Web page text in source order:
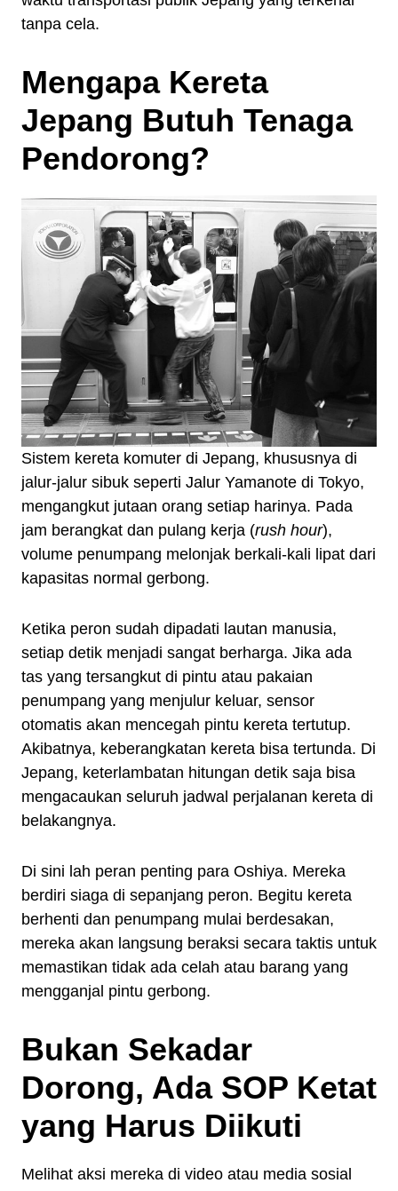
tanpa cela.
Mengapa Kereta
Jepang Butuh Tenaga
Pendorong?
Sistem kereta komuter di Jepang, khususnya di
jalur-jalur sibuk seperti Jalur Yamanote di Tokyo,
mengangkut jutaan orang setiap harinya. Pada
jam berangkat dan pulang kerja (rush hour),
volume penumpang melonjak berkali-kali lipat dari
kapasitas normal gerbong.
Ketika peron sudah dipadati lautan manusia,
setiap detik menjadi sangat berharga. Jika ada
tas yang tersangkut di pintu atau pakaian
penumpang yang menjulur keluar, sensor
otomatis akan mencegah pintu kereta tertutup.
Akibatnya, keberangkatan kereta bisa tertunda. Di
Jepang, keterlambatan hitungan detik saja bisa
mengacaukan seluruh jadwal perjalanan kereta di
belakangnya.
Di sini lah peran penting para Oshiya. Mereka
berdiri siaga di sepanjang peron. Begitu kereta
berhenti dan penumpang mulai berdesakan,
mereka akan langsung beraksi secara taktis untuk
memastikan tidak ada celah atau barang yang
mengganjal pintu gerbong.
Bukan Sekadar
Dorong, Ada SOP Ketat
yang Harus Diikuti
Melihat aksi mereka di video atau media sosial